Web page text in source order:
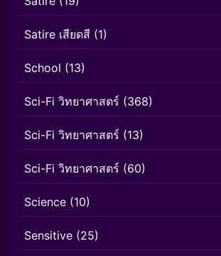
Satire เสียดสี (1)
School (13)
Sci-Fi วิทยาศาสตร์ (368)
Sci-Fi วิทยาศาสตร์ (13)
Sci-Fi วิทยาศาสตร์ (60)
Science (10)
Sensitive (25)